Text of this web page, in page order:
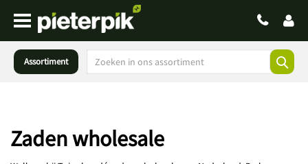
Assortiment
Zaden wholesale